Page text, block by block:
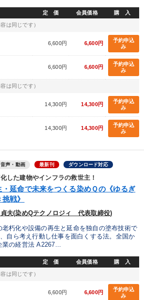
す組織づくり 音声と動画で学ぶ
力の経営」＋現場の「儲ける力」をさらに
録〈売れ筋・人気〉音声＆動画20選
セミナー収録講演ＣＤ・講演ＤＶＤ・デジ
トリーミング・ダウンロード）
を高める知恵を身につける
る経営150の言葉＋社長のスピーチ・話材
財務・数字力の向上
販売力を強化したい
定 価 会員価格 購 入
は同じです）
6,600円 6,600円
予約申込
み
6,600円 6,600円
予約申込
み
は同じです）
14,300円 14,300円
予約申込
み
14,300円 14,300円
予約申込
み
音声・動画 最新刊 ダウンロード対応
した建物やインフラの救世主！
・延命で未来をつくる染めＱの《ゆるぎ
戦》
夫(染めQテクノロジィ 代表取締役)
朽化や設備の再生と延命を独自の塗布技術で
自ら考え行動し仕事を面白くする法。全国か
の経営法 A2267...
定 価 会員価格 購 入
は同じです）
6,600円 6,600円
予約申込
み